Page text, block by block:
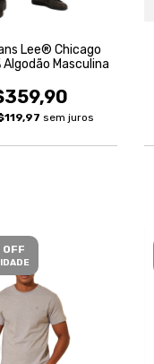
Lee® Chicago
Algodão Masculina
sem juros